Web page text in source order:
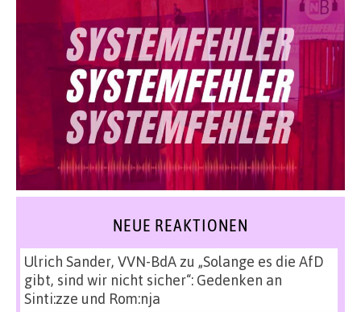
NEUE REAKTIONEN
Ulrich Sander, VVN-BdAzu „Solange es die AfD
gibt, sind wir nicht sicher“: Gedenken an
Sinti:zze und Rom:nja